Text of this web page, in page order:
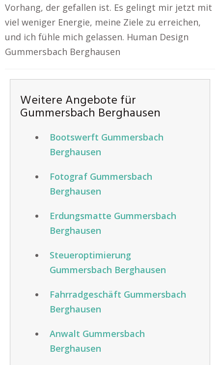
Vorhang, der gefallen ist. Es gelingt mir jetzt mit
viel weniger Energie, meine Ziele zu erreichen,
und ich fühle mich gelassen. Human Design
Gummersbach Berghausen
Weitere Angebote für
Gummersbach Berghausen
Bootswerft Gummersbach
Berghausen
Fotograf Gummersbach
Berghausen
Erdungsmatte Gummersbach
Berghausen
Steueroptimierung
Gummersbach Berghausen
Fahrradgeschäft Gummersbach
Berghausen
Anwalt Gummersbach
Berghausen